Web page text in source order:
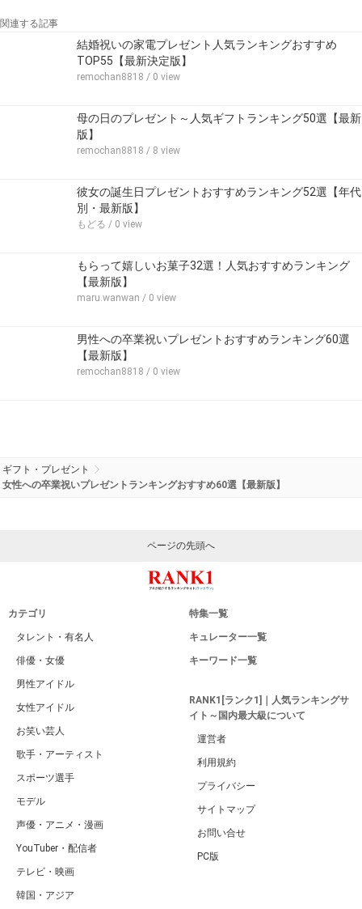
関連する記事
結婚祝いの家電プレゼント人気ランキングおすすめ
TOP55【最新決定版】
remochan8818 / 0 view
母の日のプレゼント～人気ギフトランキング50選【最新
版】
remochan8818 / 8 view
彼女の誕生日プレゼントおすすめランキング52選【年代
別・最新版】
もどる / 0 view
もらって嬉しいお菓子32選！人気おすすめランキング
【最新版】
maru.wanwan / 0 view
男性への卒業祝いプレゼントおすすめランキング60選
【最新版】
remochan8818 / 0 view
ギフト・プレゼント
女性への卒業祝いプレゼントランキングおすすめ60選【最新版】
ページの先頭へ
カテゴリ
タレント・有名人
俳優・女優
男性アイドル
女性アイドル
お笑い芸人
歌手・アーティスト
スポーツ選手
モデル
声優・アニメ・漫画
YouTuber・配信者
テレビ・映画
韓国・アジア
特集一覧
キュレーター一覧
キーワード一覧
RANK1[ランク1]｜人気ランキングサ
イト～国内最大級について
運営者
利用規約
プライバシー
サイトマップ
お問い合せ
PC版